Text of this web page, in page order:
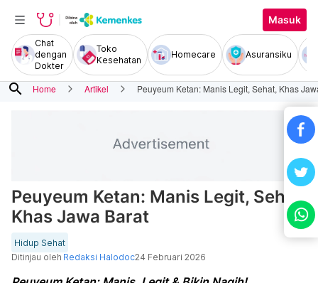
Masuk
Chat
dengan
Dokter
Toko
Kesehatan
Homecare Asuransiku
search Home Artikel Peuyeum Ketan: Manis Legit, Sehat, Khas
Peuyeum Ketan: Manis Legit, Sehat,
Khas Jawa Barat
Hidup Sehat
Ditinjau oleh Redaksi Halodoc24 Februari 2026